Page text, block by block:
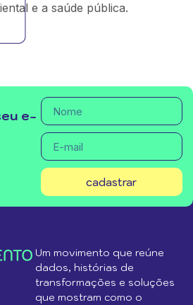
e a saúde pública.
e-
cadastrar
Um movimento que reúne
dados, histórias de
transformações e soluções
que mostram como o